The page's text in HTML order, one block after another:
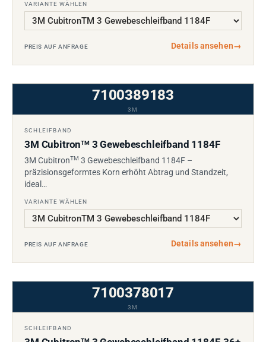
VARIANTE WÄHLEN
PREIS AUF ANFRAGE Details ansehen→
7100389183
3M
SCHLEIFBAND
3M CubitronTM3 Gewebeschleifband 1184F
3M CubitronTM 3 Gewebeschleifband 1184F –
präzisionsgeformtes Korn erhöht Abtrag und Standzeit,
ideal…
VARIANTE WÄHLEN
PREIS AUF ANFRAGE Details ansehen→
7100378017
3M
SCHLEIFBAND